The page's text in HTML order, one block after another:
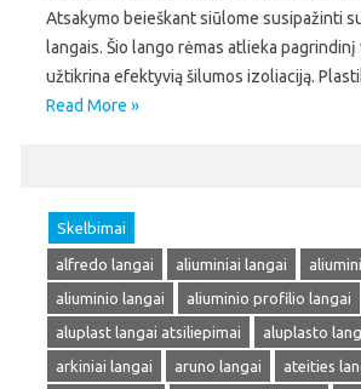
Atsakymo beieškant siūlome susipažinti
langais. Šio lango rėmas atlieka pagrindinį
užtikrina efektyvią šilumos izoliaciją.
Read More »
Skelbimai
alfredo langai aliuminiai langai
aliuminio langai
aliuminio profilio langai
aluplast langai atsiliepimai
aluplasto
arkiniai langai
aruno langai
ateities